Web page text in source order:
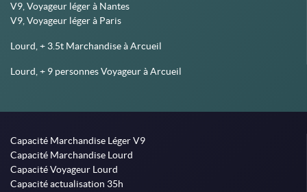
V9, Voyageur léger à Nantes
V9, Voyageur léger à Paris
Lourd, + 3.5t Marchandise à Arcueil
Lourd, + 9 personnes Voyageur à Arcueil
Capacité Marchandise Léger V9
Capacité Marchandise Lourd
Capacité Voyageur Lourd
Capacité actualisation 35h